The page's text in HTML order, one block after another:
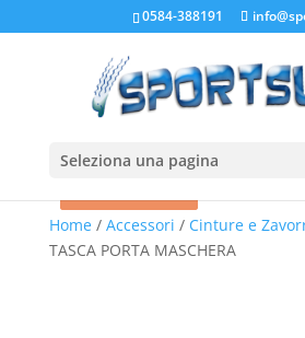
0584-388191
Seleziona una pagina
Home/ Accessori / Cinture e
TASCA PORTA MASCHERA